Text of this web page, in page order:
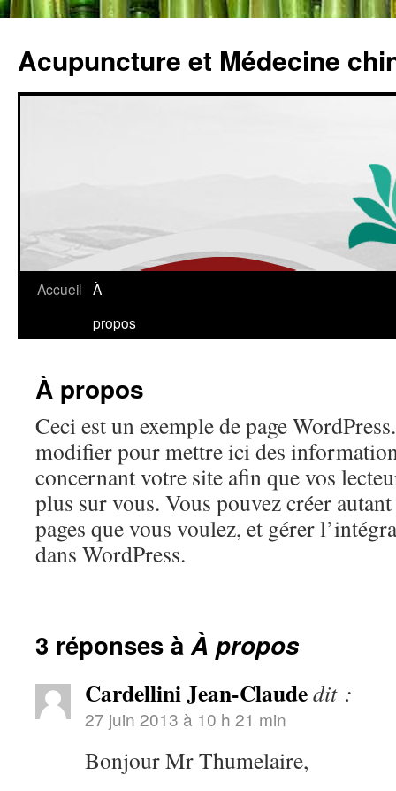
Acupuncture et Médecine
Accueil À
propos
À propos
Ceci est un exemple de page
modifier pour mettre ici des
concernant votre site afin que vos
plus sur vous. Vous pouvez créer
pages que vous voulez, et gérer
dans WordPress.
3 réponses àÀ propos
Cardellini Jean-Claudedit :
27 juin 2013 à 10 h 21 min
Bonjour Mr Thumelaire,